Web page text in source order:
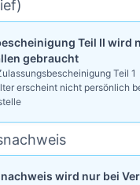
Teil II wird
gebraucht
Teil 1
erscheint nicht persönlich
wird nur bei